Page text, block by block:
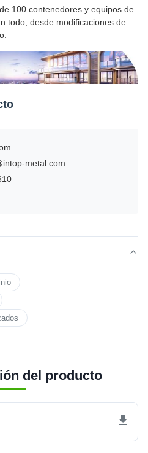
100 contenedores y equipos de
todo, desde modificaciones de
metal.com
del producto